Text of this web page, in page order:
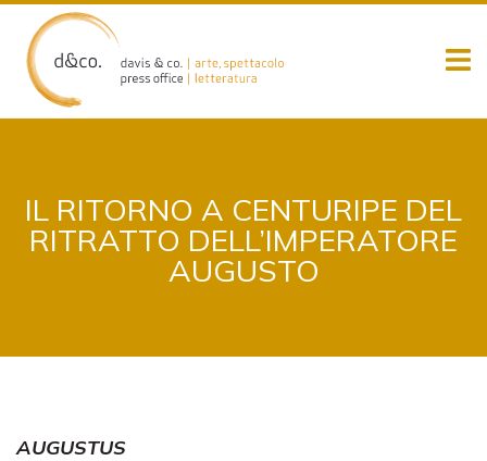
content
IL RITORNO A CENTURIPE DEL
RITRATTO DELL’IMPERATORE
AUGUSTO
AUGUSTUS